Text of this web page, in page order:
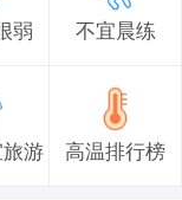
弱 不宜晨练
游 高温排行榜